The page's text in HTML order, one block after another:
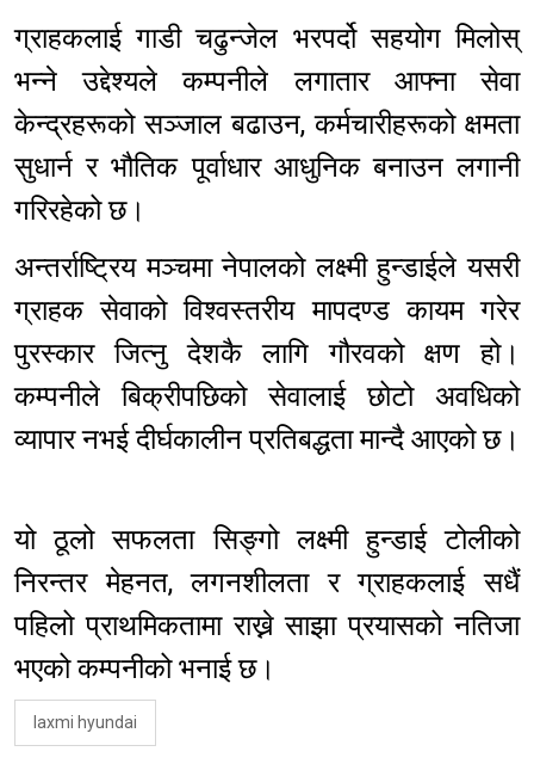
ग्राहकलाई गाडी चढुन्जेल भरपर्दो सहयोग मिलोस्
भन्ने उद्देश्यले कम्पनीले लगातार आफ्ना सेवा
केन्द्रहरूको सञ्जाल बढाउन, कर्मचारीहरूको क्षमता
सुधार्न र भौतिक पूर्वाधार आधुनिक बनाउन लगानी
गरिरहेको छ।
अन्तर्राष्ट्रिय मञ्चमा नेपालको लक्ष्मी हुन्डाईले यसरी
ग्राहक सेवाको विश्वस्तरीय मापदण्ड कायम गरेर
पुरस्कार जित्नु देशकै लागि गौरवको क्षण हो।
कम्पनीले बिक्रीपछिको सेवालाई छोटो अवधिको
व्यापार नभई दीर्घकालीन प्रतिबद्धता मान्दै आएको छ।
यो ठूलो सफलता सिङ्गो लक्ष्मी हुन्डाई टोलीको
निरन्तर मेहनत, लगनशीलता र ग्राहकलाई सधैं
पहिलो प्राथमिकतामा राख्ने साझा प्रयासको नतिजा
भएको कम्पनीको भनाई छ।
laxmi hyundai